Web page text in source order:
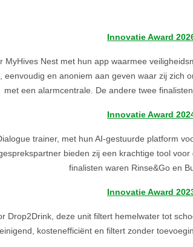
Innovatie Award
MyHives Nest met hun app waarmee
en anoniem aan geven waar zij zich
met een alarmcentrale. De andere twee
Innovatie Award
trainer, met hun AI-gestuurde platform
bieden zij een krachtige tool
finalisten waren Rinse&Go en
Innovatie Award
Drop2Drink, deze unit filtert hemelwater tot
kostenefficiënt en filtert zonder